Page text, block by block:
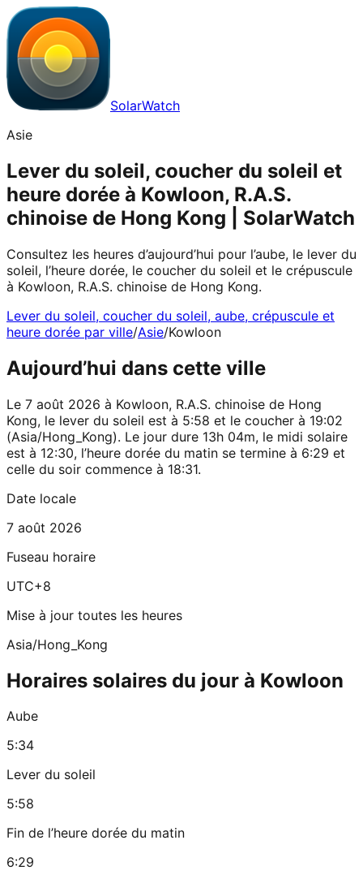
SolarWatch
Asie
Lever du soleil, coucher du soleil et
heure dorée à Kowloon, R.A.S.
chinoise de Hong Kong | SolarWatch
Consultez les heures d’aujourd’hui pour l’aube, le lever du
soleil, l’heure dorée, le coucher du soleil et le crépuscule
à Kowloon, R.A.S. chinoise de Hong Kong.
Lever du soleil, coucher du soleil, aube, crépuscule et
heure dorée par ville/Asie/Kowloon
Aujourd’hui dans cette ville
Le 7 août 2026 à Kowloon, R.A.S. chinoise de Hong
Kong, le lever du soleil est à 5:58 et le coucher à 19:02
(Asia/Hong_Kong). Le jour dure 13h 04m, le midi solaire
est à 12:30, l’heure dorée du matin se termine à 6:29 et
celle du soir commence à 18:31.
Date locale
7 août 2026
Fuseau horaire
UTC+8
Mise à jour toutes les heures
Asia/Hong_Kong
Horaires solaires du jour à Kowloon
Aube
5:34
Lever du soleil
5:58
Fin de l’heure dorée du matin
6:29